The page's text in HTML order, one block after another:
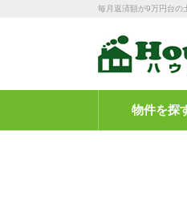
毎月返済額が9万円台の
物件を探